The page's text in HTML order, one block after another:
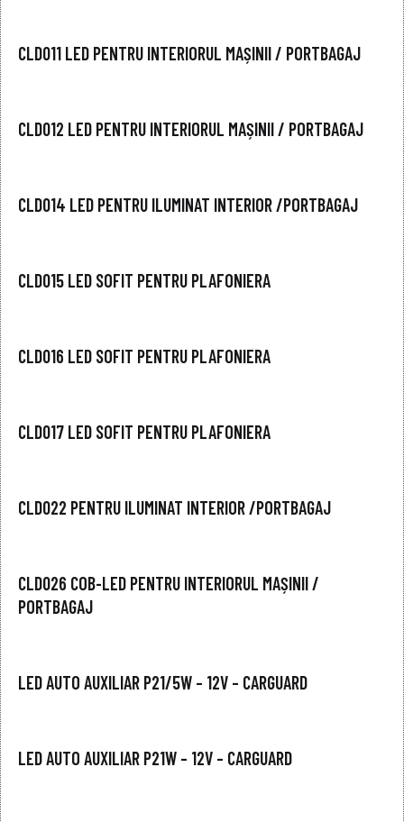
CLD011 LED PENTRU INTERIORUL MAȘINII / PORTBAGAJ
CLD012 LED PENTRU INTERIORUL MAȘINII / PORTBAGAJ
CLD014 LED PENTRU ILUMINAT INTERIOR /PORTBAGAJ
CLD015 LED SOFIT PENTRU PLAFONIERA
CLD016 LED SOFIT PENTRU PLAFONIERA
CLD017 LED SOFIT PENTRU PLAFONIERA
CLD022 PENTRU ILUMINAT INTERIOR /PORTBAGAJ
CLD026 COB-LED PENTRU INTERIORUL MAȘINII /
PORTBAGAJ
LED AUTO AUXILIAR P21/5W – 12V – CARGUARD
LED AUTO AUXILIAR P21W – 12V – CARGUARD